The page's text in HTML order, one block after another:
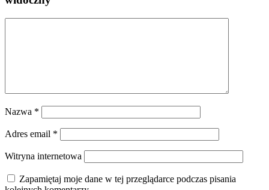
Nazwa *
Adres email *
Witryna internetowa
Zapamiętaj moje dane w tej przeglądarce podczas pisania